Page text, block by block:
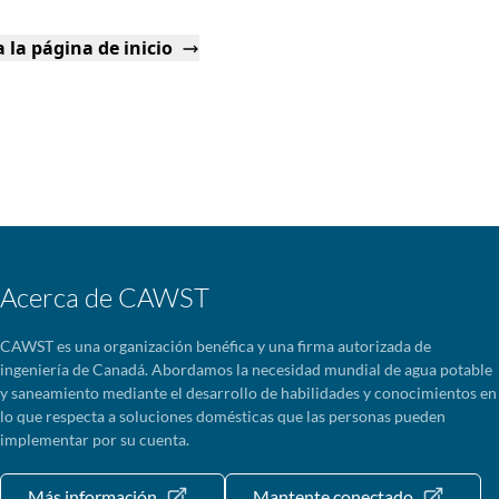
la página de inicio
Acerca de CAWST
CAWST es una organización benéfica y una firma autorizada de
ingeniería de Canadá. Abordamos la necesidad mundial de agua potable
y saneamiento mediante el desarrollo de habilidades y conocimientos en
lo que respecta a soluciones domésticas que las personas pueden
implementar por su cuenta.